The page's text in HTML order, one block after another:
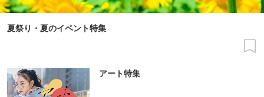
夏祭り・夏のイベント特集
アート特集